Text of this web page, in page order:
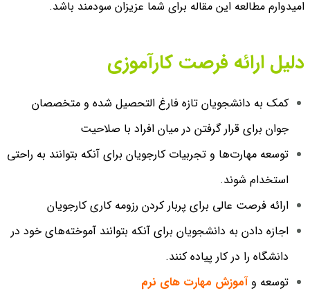
امیدوارم مطالعه این مقاله برای شما عزیزان سودمند باشد.
دلیل ارائه فرصت کارآموزی
کمک به دانشجویان تازه فارغ التحصیل شده و متخصصان
جوان برای قرار گرفتن در میان افراد با صلاحیت
توسعه مهارت‌ها و تجربیات کارجویان برای آنکه بتوانند به راحتی
استخدام شوند.
ارائه فرصت عالی برای پربار کردن رزومه کاری کارجویان
اجازه دادن به دانشجویان برای آنکه بتوانند آموخته‌های خود در
دانشگاه را در کار پیاده کنند.
توسعه وآموزش مهارت های نرم